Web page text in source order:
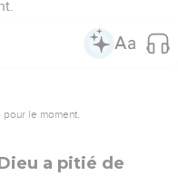
le moment.
a pitié de